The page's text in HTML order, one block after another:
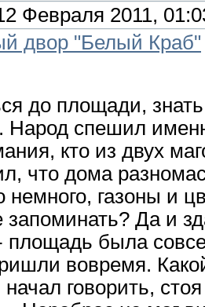
Февраля 2011,
двор "Белый Краб"
до площади,
Народ спешил
кто из двух
что дома
немного, газоны и
Да и
площадь была
вовремя.
начал говорить,